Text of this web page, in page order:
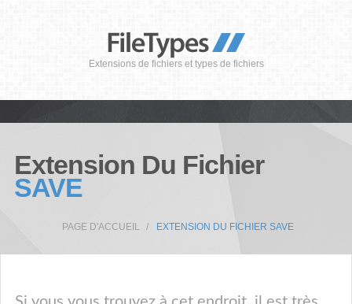
Extensions de fichiers et types de fichiers
Extension Du Fichier
SAVE
PAGE D'ACCUEIL EXTENSION DU FICHIER SAVE